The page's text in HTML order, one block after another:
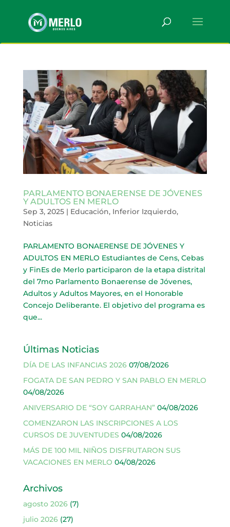
PARLAMENTO BONAERENSE DE JÓVENES
Y ADULTOS EN MERLO
Sep 3, 2025| Educación, Inferior Izquierdo,
Noticias
PARLAMENTO BONAERENSE DE JÓVENES Y
ADULTOS EN MERLO Estudiantes de Cens, Cebas
y FinEs de Merlo participaron de la etapa distrital
del 7mo Parlamento Bonaerense de Jóvenes,
Adultos y Adultos Mayores, en el Honorable
Concejo Deliberante. El objetivo del programa es
que...
Últimas Noticias
DÍA DE LAS INFANCIAS 2026 07/08/2026
FOGATA DE SAN PEDRO Y SAN PABLO EN MERLO
04/08/2026
ANIVERSARIO DE “SOY GARRAHAN” 04/08/2026
COMENZARON LAS INSCRIPCIONES A LOS
CURSOS DE JUVENTUDES 04/08/2026
MÁS DE 100 MIL NIÑOS DISFRUTARON SUS
VACACIONES EN MERLO 04/08/2026
Archivos
agosto 2026(7)
julio 2026(27)